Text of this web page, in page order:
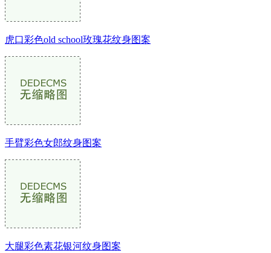
虎口彩色old school玫瑰花纹身图案
手臂彩色女郎纹身图案
大腿彩色素花银河纹身图案